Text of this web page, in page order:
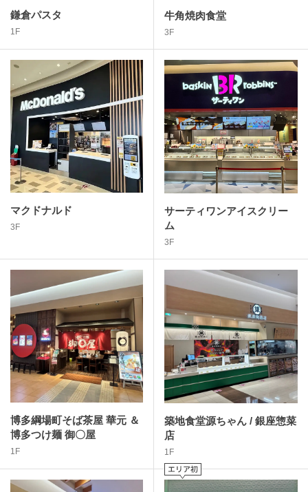
鎌倉パスタ
1F
牛角焼肉食堂
3F
マクドナルド
3F
サーティワンアイスクリー
ム
3F
博多綱場町そば茶屋 華元 ＆
博多つけ麺 御〇屋
1F
築地食堂源ちゃん / 銀座惣菜
店
1F